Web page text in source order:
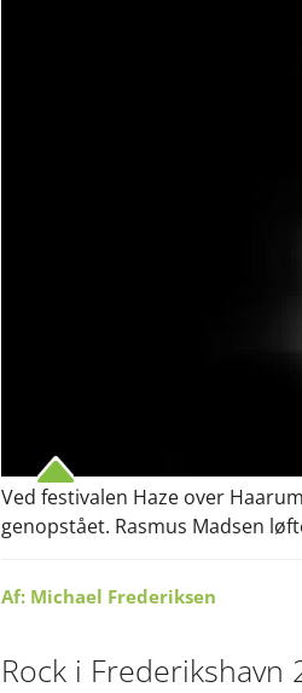
Ved festivalen Haze over
genopstået. Rasmus Madsen
Af: Michael Frederiksen
Rock i